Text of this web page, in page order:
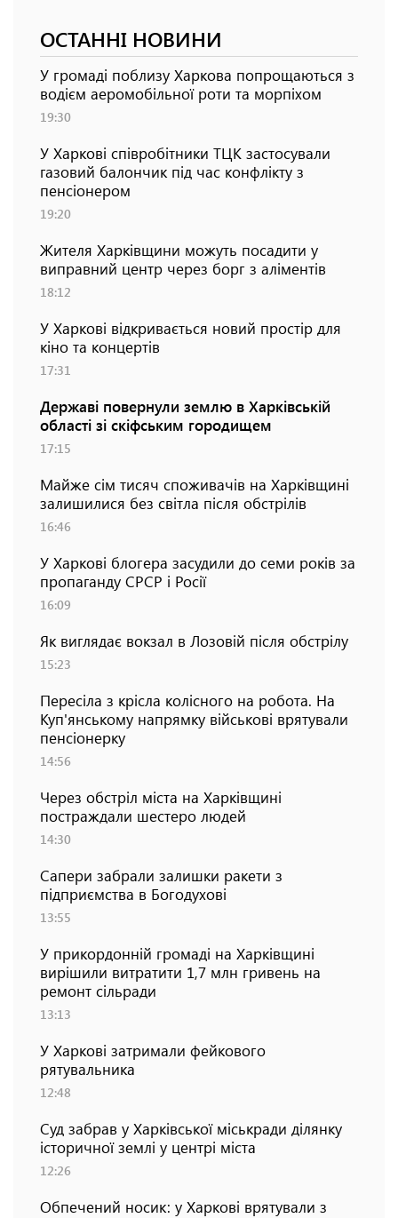
ОСТАННІ НОВИНИ
У громаді поблизу Харкова попрощаються з
водієм аеромобільної роти та морпіхом
19:30
У Харкові співробітники ТЦК застосували
газовий балончик під час конфлікту з
пенсіонером
19:20
Жителя Харківщини можуть посадити у
виправний центр через борг з аліментів
18:12
У Харкові відкривається новий простір для
кіно та концертів
17:31
Державі повернули землю в Харківській
області зі скіфським городищем
17:15
Майже сім тисяч споживачів на Харківщині
залишилися без світла після обстрілів
16:46
У Харкові блогера засудили до семи років за
пропаганду СРСР і Росії
16:09
Як виглядає вокзал в Лозовій після обстрілу
15:23
Пересіла з крісла колісного на робота. На
Куп'янському напрямку військові врятували
пенсіонерку
14:56
Через обстріл міста на Харківщині
постраждали шестеро людей
14:30
Сапери забрали залишки ракети з
підприємства в Богодухові
13:55
У прикордонній громаді на Харківщині
вирішили витратити 1,7 млн гривень на
ремонт сільради
13:13
У Харкові затримали фейкового
рятувальника
12:48
Суд забрав у Харківської міськради ділянку
історичної землі у центрі міста
12:26
Обпечений носик: у Харкові врятували з